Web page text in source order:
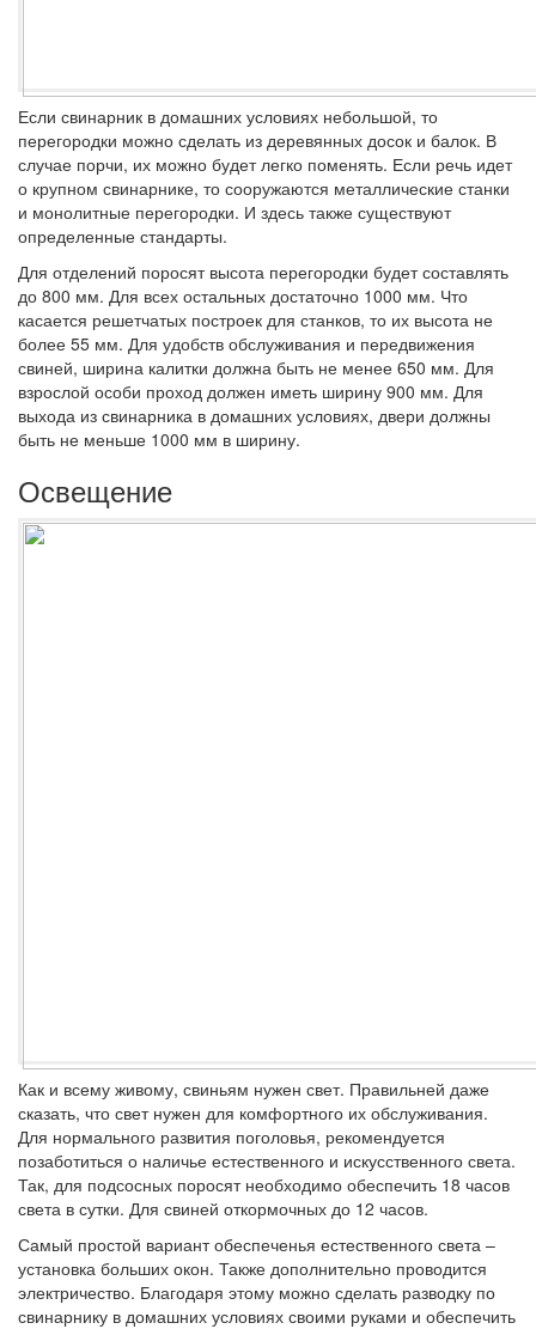
Если свинарник в домашних условиях небольшой, то
перегородки можно сделать из деревянных досок и балок. В
случае порчи, их можно будет легко поменять. Если речь идет
о крупном свинарнике, то сооружаются металлические станки
и монолитные перегородки. И здесь также существуют
определенные стандарты.
Для отделений поросят высота перегородки будет составлять
до 800 мм. Для всех остальных достаточно 1000 мм. Что
касается решетчатых построек для станков, то их высота не
более 55 мм. Для удобств обслуживания и передвижения
свиней, ширина калитки должна быть не менее 650 мм. Для
взрослой особи проход должен иметь ширину 900 мм. Для
выхода из свинарника в домашних условиях, двери должны
быть не меньше 1000 мм в ширину.
Освещение
Как и всему живому, свиньям нужен свет. Правильней даже
сказать, что свет нужен для комфортного их обслуживания.
Для нормального развития поголовья, рекомендуется
позаботиться о наличье естественного и искусственного света.
Так, для подсосных поросят необходимо обеспечить 18 часов
света в сутки. Для свиней откормочных до 12 часов.
Самый простой вариант обеспеченья естественного света –
установка больших окон. Также дополнительно проводится
электричество. Благодаря этому можно сделать разводку по
свинарнику в домашних условиях своими руками и обеспечить